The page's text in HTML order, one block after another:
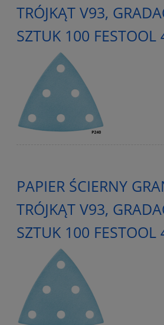
TRÓJKĄT V93,
SZTUK 100 FESTOOL
PAPIER ŚCIERNY
TRÓJKĄT V93,
SZTUK 100 FESTOOL